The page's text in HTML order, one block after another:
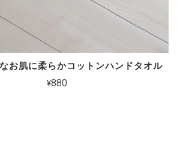
お肌に柔らかコットンハンドタオル
¥880